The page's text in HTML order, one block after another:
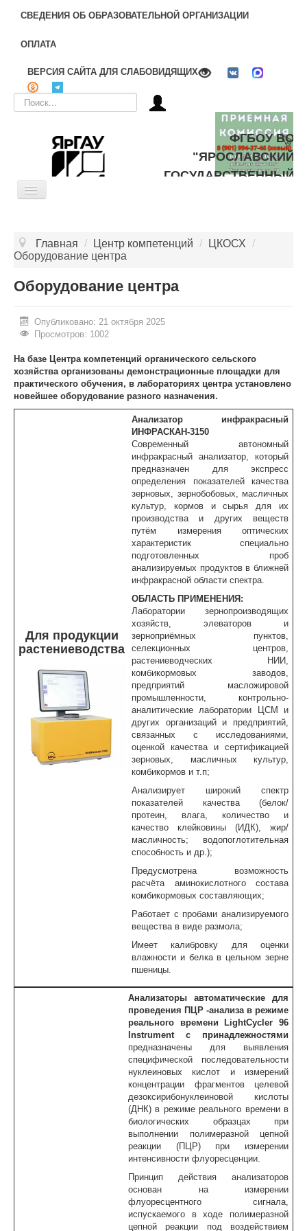
СВЕДЕНИЯ ОБ ОБРАЗОВАТЕЛЬНОЙ ОРГАНИЗАЦИИ
ОПЛАТА
ВЕРСИЯ САЙТА ДЛЯ СЛАБОВИДЯЩИХ
Искать...
ФГБОУ ВО
"ЯРОСЛАВСКИЙ
ГОСУДАРСТВЕННЫЙ
Toggle
ЦЕЛЕВОЕ ОБУЧЕНИЕ
ИНОСТРАННЫМ ГРАЖДАНАМ
#БЕРЕГИЗДОРОВЬЕ
АБИТУРИЕНТУ
КОНКУРСНЫЕ СПИСКИ
СПИСКИ ПОСТУПАЮЩИХ
ПОДГОТОВИТЕЛЬНОЕ ОТДЕЛЕНИЕ ДЛЯ ИНОСТРАНЦЕВ
ПРИКАЗЫ О ЗАЧИСЛЕНИИ
РАБОТА В УНИВЕРСИТЕТЕ
ЦКП АГРОТЕХНОЛОГИИ
НАЦИОНАЛЬНЫЕ ПРОЕКТЫ РОССИИ
МАСТЕР-КЛАССЫ
ЕДИНОЕ ОКНО
НАУКА И МЕЖДУНАРОДНАЯ ДЕЯТЕЛЬНОСТЬ
СТИПЕНДИАЛЬНЫЕ ПРОГРАММЫ
ПРОТИВОДЕЙСТВИЕ ТЕРРОРИЗМУ
ПРОТИВОДЕЙСТВИЕ КОРРУПЦИИ
ЖУРНАЛ "ВЕСТНИК АПК ВЕРХНЕВОЛЖЬЯ"
Главная / Центр компетенций / ЦКОСХ /
Оборудование центра
Оборудование центра
Опубликовано: 21 октября 2025
Просмотров: 1002
На базе Центра компетенций органического сельского
хозяйства организованы демонстрационные площадки для
практического обучения, в лабораториях центра установлено
новейшее оборудование разного назначения.
Для продукции
растениеводства
Анализатор инфракрасный
ИНФРАСКАН-3150
Современный автономный
инфракрасный анализатор, который
предназначен для экспресс
определения показателей качества
зерновых, зернобобовых, масличных
культур, кормов и сырья для их
производства и других веществ
путём измерения оптических
характеристик специально
подготовленных проб
анализируемых продуктов в ближней
инфракрасной области спектра.
ОБЛАСТЬ ПРИМЕНЕНИЯ:
Лаборатории зернопроизводящих
хозяйств, элеваторов и
зерноприёмных пунктов,
селекционных центров,
растениеводческих НИИ,
комбикормовых заводов,
предприятий масложировой
промышленности, контрольно-
аналитические лаборатории ЦСМ и
других организаций и предприятий,
связанных с исследованиями,
оценкой качества и сертификацией
зерновых, масличных культур,
комбикормов и т.п;
Анализирует широкий спектр
показателей качества (белок/
протеин, влага, количество и
качество клейковины (ИДК), жир/
масличность; водопоглотительная
способность и др.);
Предусмотрена возможность
расчёта аминокислотного состава
комбикормовых составляющих;
Работает с пробами анализируемого
вещества в виде размола;
Имеет калибровку для оценки
влажности и белка в цельном зерне
пшеницы.
Анализаторы автоматические для
проведения ПЦР -анализа в режиме
реального времени LightCycler 96
Instrument с принадлежностями
предназначены для выявления
специфической последовательности
нуклеиновых кислот и измерений
концентрации фрагментов целевой
дезоксирибонуклеиновой кислоты
(ДНК) в режиме реального времени в
биологических образцах при
выполнении полимеразной цепной
реакции (ПЦР) при измерении
интенсивности флуоресценции.
Принцип действия анализаторов
основан на измерении
флуоресцентного сигнала,
испускаемого в ходе полимеразной
цепной реакции под воздействием